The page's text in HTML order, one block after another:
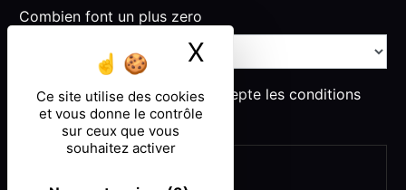
Ce site utilise des cookies
et vous donne le contrôle
sur ceux que vous
souhaitez activer
X Masquer le
Combien font un plus zero
En cochant cette case, j'accepte les conditions
particulières ci-dessous **